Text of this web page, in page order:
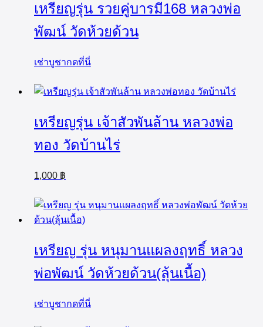
เหรียญรุ่น รวยคู่บารมี168 หลวงพ่อ
พัฒน์ วัดห้วยด้วน
เช่าบูชากดที่นี่
เหรียญรุ่น เจ้าสัวพันล้าน หลวงพ่อ
ทอง วัดบ้านไร่
1,000 ฿
เหรียญ รุ่น หนุมานแผลงฤทธิ์ หลวง
พ่อพัฒน์ วัดห้วยด้วน(ลุ้นเนื้อ)
เช่าบูชากดที่นี่